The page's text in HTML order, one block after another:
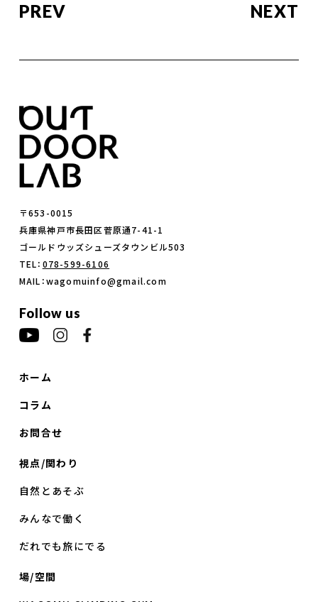
PREV NEXT
〒653-0015
兵庫県神戸市長田区菅原通7-41-1
ゴールドウッズシューズタウンビル503
TEL： 078-599-6106
MAIL：wagomuinfo@gmail.com
Follow us
ホーム
コラム
お問合せ
視点/関わり
自然とあそぶ
みんなで働く
だれでも旅にでる
場/空間